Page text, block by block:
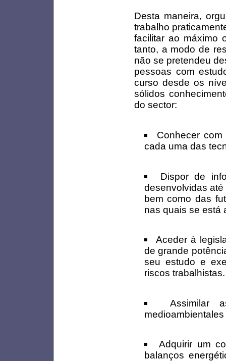
Desta maneira,
trabalho
facilitar ao máximo
tanto, a modo de
não se pretendeu
pessoas com
curso desde os
sólidos
do sector:
Conhecer
cada uma das
Dispor de
desenvolvidas
bem como das
nas quais se está
Aceder à
de grande
seu estudo e
riscos trabalhistas.
Assimilar
Adquirir um
balanços